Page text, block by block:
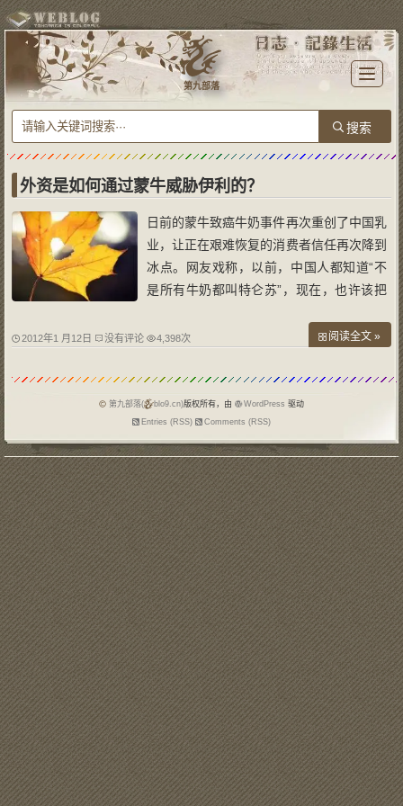
T
o
l
e
n
i
n
第九部落
外资是如何通过蒙牛威胁伊利的？
日前的蒙牛致癌牛奶事件再次重创了中国乳
业，让正在艰难恢复的消费者信任再次降到
冰点。网友戏称，以前，中国人都知道“不
是所有牛奶都叫特仑苏”，现在，也许该把
苏”。可以预见，在将来很长一段时间内，
也不敢再相信国产奶，这对中国的乳制品企
业
2012年1 月12日 没有评论 4,398次 阅读全文 »
第九部落( blo9.cn)版权所有，由 WordPress 驱动
Entries (RSS)
Comments (RSS)